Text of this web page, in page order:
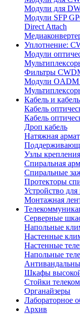
Модули для
Модули SFP
Direct Attach
Уплотнение:
Модули
Фильтры
Модули
Кабель и
Кабель
Кабель
Дроп кабель
Натяжная
Узлы крепления
Спиральная
Спиральные
Протекторы
Устройство для
Монтажная
Серверные
Напольные
Настенные
Настенные
Напольные
Шкафы
Стойки
Органайзеры
Лабораторное
Архив